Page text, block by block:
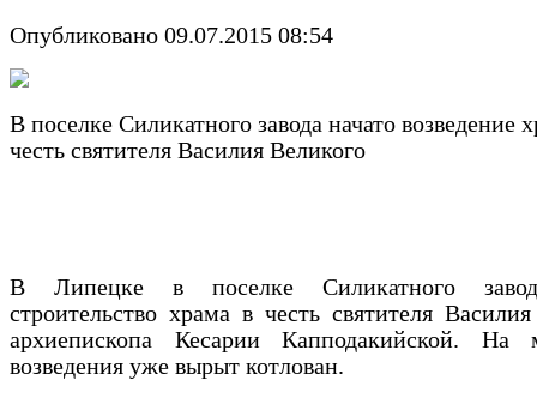
Опубликовано 09.07.2015 08:54
В поселке Силикатного завода начато возведение
честь святителя Василия Великого
В Липецке в поселке Силикатного
строительство храма в честь святителя
архиепископа Кесарии Капподакийской. На
возведения уже вырыт котлован.